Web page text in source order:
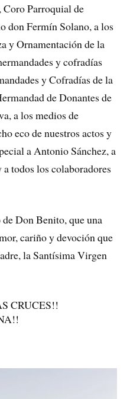
Parroquial de
don Fermín Solano, a los
y Ornamentación de la
y cofradías
y Cofradías de la
de Donantes de
a los medios de
eco de nuestros actos y
a Antonio Sánchez, a
todos los colaboradores
Don Benito, que una
cariño y devoción que
la Santísima Virgen
CRUCES!!